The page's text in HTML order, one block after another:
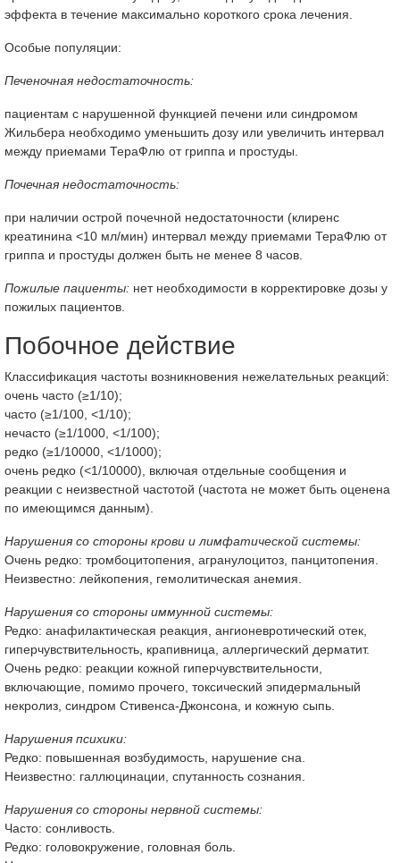
эффекта в течение максимально короткого срока лечения.
Особые популяции:
Печеночная недостаточность:
пациентам с нарушенной функцией печени или синдромом
Жильбера необходимо уменьшить дозу или увеличить интервал
между приемами ТераФлю от гриппа и простуды.
Почечная недостаточность:
при наличии острой почечной недостаточности (клиренс
креатинина <10 мл/мин) интервал между приемами ТераФлю от
гриппа и простуды должен быть не менее 8 часов.
Пожилые пациенты: нет необходимости в корректировке дозы у
пожилых пациентов.
Побочное действие
Классификация частоты возникновения нежелательных реакций:
очень часто (≥1/10);
часто (≥1/100, <1/10);
нечасто (≥1/1000, <1/100);
редко (≥1/10000, <1/1000);
очень редко (<1/10000), включая отдельные сообщения и
реакции с неизвестной частотой (частота не может быть оценена
по имеющимся данным).
Нарушения со стороны крови и лимфатической системы:
Очень редко: тромбоцитопения, агранулоцитоз, панцитопения.
Неизвестно: лейкопения, гемолитическая анемия.
Нарушения со стороны иммунной системы:
Редко: анафилактическая реакция, ангионевротический отек,
гиперчувствительность, крапивница, аллергический дерматит.
Очень редко: реакции кожной гиперчувствительности,
включающие, помимо прочего, токсический эпидермальный
некролиз, синдром Стивенса-Джонсона, и кожную сыпь.
Нарушения психики:
Редко: повышенная возбудимость, нарушение сна.
Неизвестно: галлюцинации, спутанность сознания.
Нарушения со стороны нервной системы:
Часто: сонливость.
Редко: головокружение, головная боль.